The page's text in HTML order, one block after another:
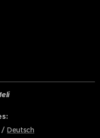
Deutsch